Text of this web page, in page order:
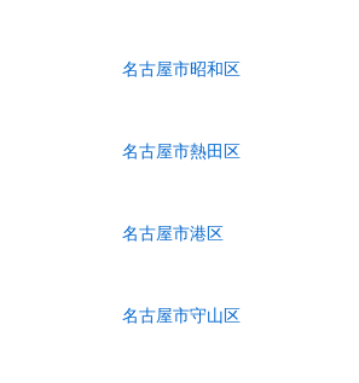
名古屋市昭和区
名古屋市熱田区
名古屋市港区
名古屋市守山区